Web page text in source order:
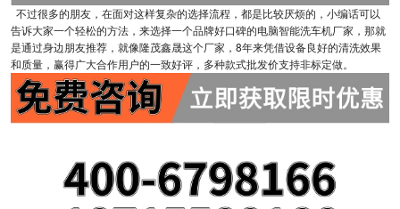
不过很多的朋友，在面对这样复杂的选择流程，都是比较厌烦的，小编话可以
告诉大家一个轻松的方法，来选择一个品牌好口碑的电脑智能洗车机厂家，那就
是通过身边朋友推荐，就像隆茂鑫晟这个厂家，8年来凭借设备良好的清洗效果
和质量，赢得广大合作用户的一致好评，多种款式批发价支持非标定做。